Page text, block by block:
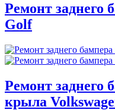
Ремонт заднего
Golf
Ремонт заднего
крыла